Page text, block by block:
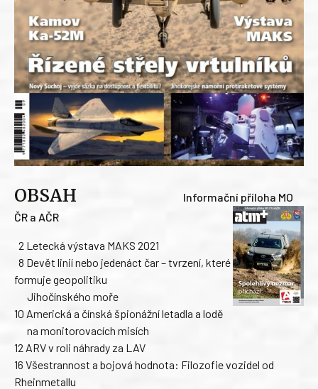
OBSAH
Informační příloha MO
ČR a AČR
2 Letecká výstava MAKS 2021
8 Devět linií nebo jedenáct čar – tvrzení, které
formuje geopolitiku
Jihočínského moře
10 Americká a čínská špionážní letadla a lodě
na monitorovacích misích
12 ARV v roli náhrady za LAV
16 Všestrannost a bojová hodnota: Filozofie vozidel od
Rheinmetallu